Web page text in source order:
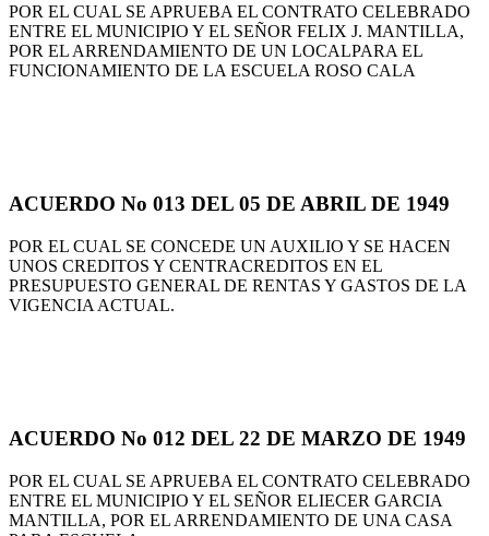
POR EL CUAL SE APRUEBA EL CONTRATO CELEBRADO
ENTRE EL MUNICIPIO Y EL SEÑOR FELIX J. MANTILLA,
POR EL ARRENDAMIENTO DE UN LOCALPARA EL
FUNCIONAMIENTO DE LA ESCUELA ROSO CALA
ACUERDO No 013 DEL 05 DE ABRIL DE 1949
POR EL CUAL SE CONCEDE UN AUXILIO Y SE HACEN
UNOS CREDITOS Y CENTRACREDITOS EN EL
PRESUPUESTO GENERAL DE RENTAS Y GASTOS DE LA
VIGENCIA ACTUAL.
ACUERDO No 012 DEL 22 DE MARZO DE 1949
POR EL CUAL SE APRUEBA EL CONTRATO CELEBRADO
ENTRE EL MUNICIPIO Y EL SEÑOR ELIECER GARCIA
MANTILLA, POR EL ARRENDAMIENTO DE UNA CASA